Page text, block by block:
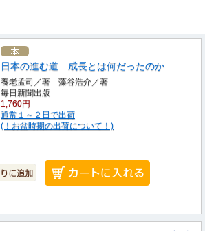
日本の進む道 成長とは何だったのか
養老孟司／著 藻谷浩介／著
毎日新聞出版
1,760円
通常１～２日で出荷
(！お盆時期の出荷について！)